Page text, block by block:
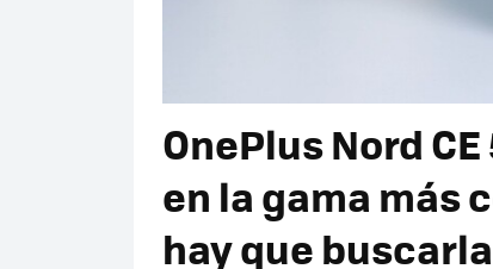
OnePlus Nord
en la gama más
hay que buscarla